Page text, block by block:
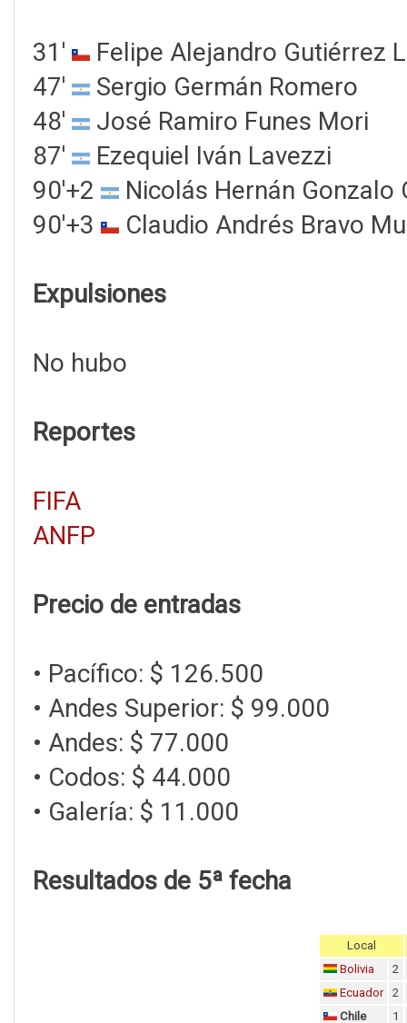
31'
Felipe Alejandro Gutiérrez
47'
Sergio Germán Romero
48'
José Ramiro Funes Mori
87'
Ezequiel Iván Lavezzi
90'+2
Nicolás Hernán Gonzalo
90'+3
Claudio Andrés Bravo
Expulsiones
No hubo
Reportes
FIFA
ANFP
Precio de entradas
• Pacífico: $ 126.500
• Andes Superior: $ 99.000
• Andes: $ 77.000
• Codos: $ 44.000
• Galería: $ 11.000
Resultados de 5ª fecha
Local
Bolivia
2
Ecuador
2
Chile
1